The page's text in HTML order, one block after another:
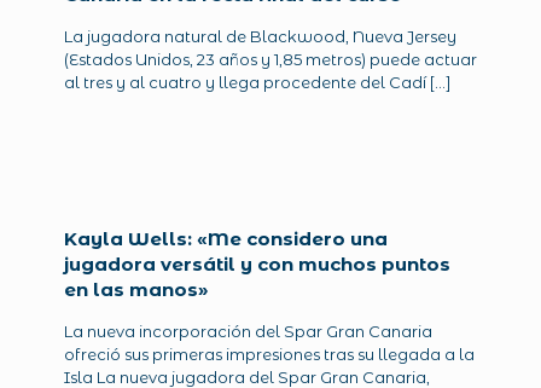
La jugadora natural de Blackwood, Nueva Jersey
(Estados Unidos, 23 años y 1,85 metros) puede actuar
al tres y al cuatro y llega procedente del Cadí[…]
Kayla Wells: «Me considero una
jugadora versátil y con muchos puntos
en las manos»
La nueva incorporación del Spar Gran Canaria
ofreció sus primeras impresiones tras su llegada a la
Isla La nueva jugadora del Spar Gran Canaria,